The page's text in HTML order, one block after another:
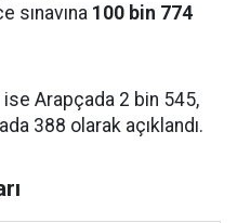
sınavına 100 bin 774
ise Arapçada 2 bin 545,
388 olarak açıklandı.